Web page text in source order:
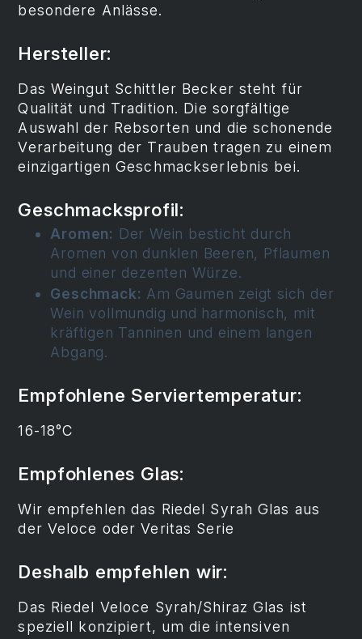
besondere Anlässe.
Hersteller:
Das Weingut Schittler Becker steht für
Qualität und Tradition. Die sorgfältige
Auswahl der Rebsorten und die schonende
Verarbeitung der Trauben tragen zu einem
einzigartigen Geschmackserlebnis bei.
Geschmacksprofil:
Aromen: Der Wein besticht durch
Aromen von dunklen Beeren, Pflaumen
und einer dezenten Würze.
Geschmack: Am Gaumen zeigt sich der
Wein vollmundig und harmonisch, mit
kräftigen Tanninen und einem langen
Abgang.
Empfohlene Serviertemperatur:
16-18°C
Empfohlenes Glas:
Wir empfehlen das Riedel Syrah Glas aus
der Veloce oder Veritas Serie
Deshalb empfehlen wir:
Das Riedel Veloce Syrah/Shiraz Glas ist
speziell konzipiert, um die intensiven